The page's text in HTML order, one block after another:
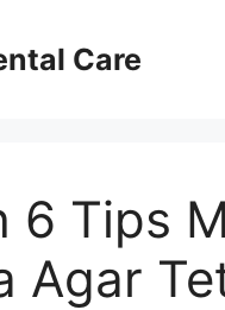
Care
6 Tips
Agar